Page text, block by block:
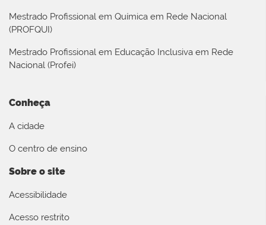
Mestrado Profissional em Química em Rede Nacional
(PROFQUI)
Mestrado Profissional em Educação Inclusiva em Rede
Nacional (Profei)
Conheça
A cidade
O centro de ensino
Sobre o site
Acessibilidade
Acesso restrito